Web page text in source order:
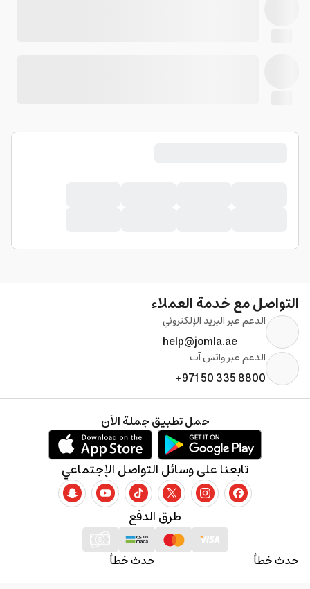
التواصل مع خدمة العملاء
الدعم عبر البريد الإلكتروني
help@jomla.ae
الدعم عبر واتس آب
+971 50 335 8800
حدث خطأ حدث خطأ
طرق الدفع
تابعنا على وسائل التواصل الإجتماعي
حمل تطبيق جملة الآن